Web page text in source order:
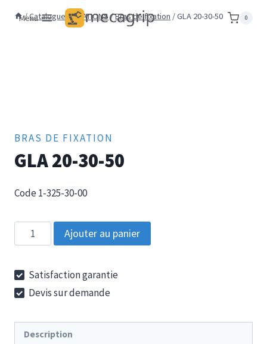
Menu 0
/Catalogue /FIXATIONS /Bras de fixation /GLA 20-30-50
BRAS DE FIXATION
GLA 20-30-50
Code 1-325-30-00
quantité
de
20-
30-
Ajouter au panier
Satisfaction garantie
Devis sur demande
Description